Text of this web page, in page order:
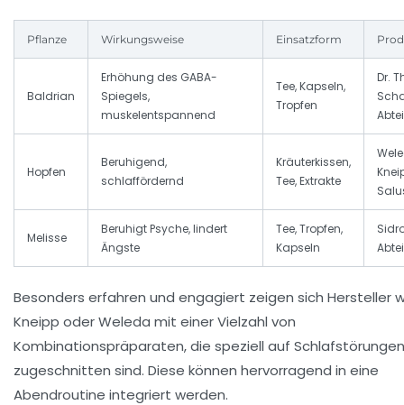
Pflanze Wirkungsweise Einsatzform
Baldrian
Erhöhung des GABA-
Spiegels,
muskelentspannend
Tee, Kapseln,
Tropfen
Dr.
Abtei
Hopfen
Beruhigend,
schlaffördernd
Kräuterkissen,
Tee, Extrakte
Melisse
Beruhigt Psyche, lindert
Ängste
Tee, Tropfen,
Kapseln
Besonders erfahren und engagiert zeigen sich Hersteller
Kneipp oder Weleda mit einer Vielzahl von
Kombinationspräparaten, die speziell auf Schlafstörungen
zugeschnitten sind. Diese können hervorragend in eine
Abendroutine integriert werden.